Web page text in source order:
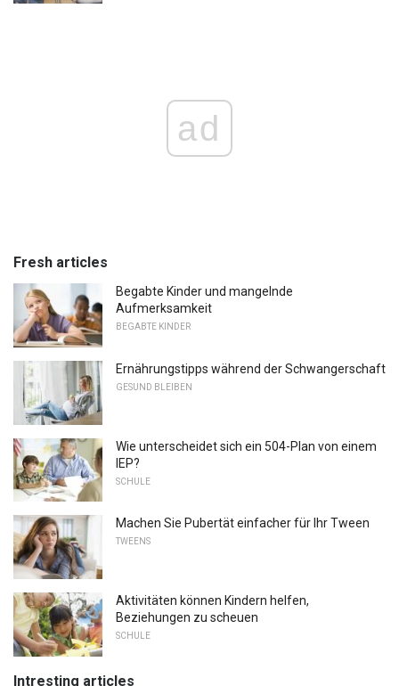
ad
Fresh articles
Begabte Kinder und mangelnde
Aufmerksamkeit
BEGABTE KINDER
Ernährungstipps während der Schwangerschaft
GESUND BLEIBEN
Wie unterscheidet sich ein 504-Plan von einem
IEP?
SCHULE
Machen Sie Pubertät einfacher für Ihr Tween
TWEENS
Aktivitäten können Kindern helfen,
Beziehungen zu scheuen
SCHULE
Intresting articles